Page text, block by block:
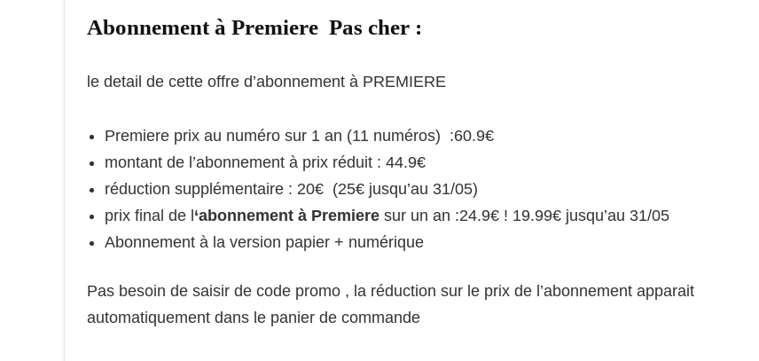
Abonnement à Premiere Pas cher :
le detail de cette offre d’abonnement à PREMIERE
Premiere prix au numéro sur 1 an (11 numéros) :60.9€
montant de l’abonnement à prix réduit : 44.9€
réduction supplémentaire : 20€ (25€ jusqu’au 31/05)
prix final de l‘abonnement à Premiere sur un an :24.9€ ! 19.99€ jusqu’au 31/05
Abonnement à la version papier + numérique
Pas besoin de saisir de code promo , la réduction sur le prix de l’abonnement apparait
automatiquement dans le panier de commande